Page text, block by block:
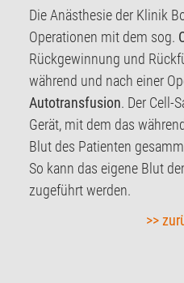
Die Anästhesie der Klinik
Operationen mit dem sog.
Rückgewinnung und
während und nach einer
Autotransfusion. Der Cell-
Gerät, mit dem das
Blut des Patienten
So kann das eigene Blut
zugeführt werden.
>>